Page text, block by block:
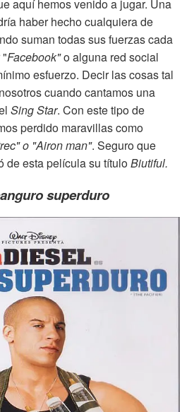
aquí hemos venido a jugar. Una
haber hecho cualquiera de
suman todas sus fuerzas cada
Facebook"o alguna red social
esfuerzo. Decir las cosas tal
cuando cantamos una
Sing Star. Con este tipo de
perdido maravillas como
o "Airon man". Seguro que
de esta película su títuloBiutiful.
superduro